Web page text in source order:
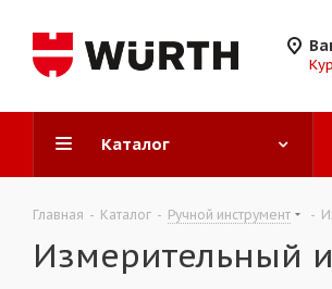
Каталог
Главная - Каталог - Ручной инструмент -
Измерительный